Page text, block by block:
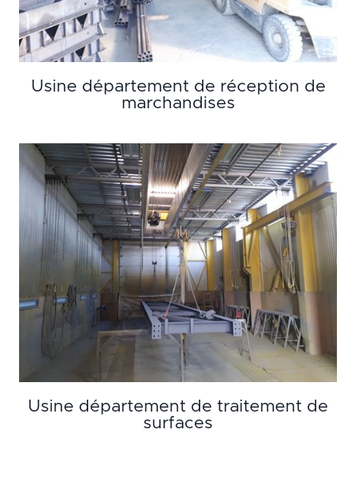
Usine département de réception de
marchandises
Usine département de traitement de
surfaces